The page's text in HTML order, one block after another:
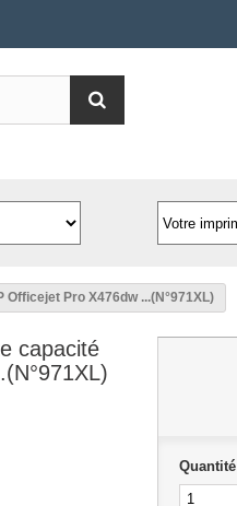
Pro X476dw ...(N°971XL)
capacité
Quantité